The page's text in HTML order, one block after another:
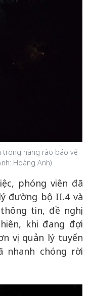
trong hàng rào bảo vệ
Hoàng Anh)
phóng viên đã
đường bộ II.4 và
tin, đề nghị
khi đang đợi
vị quản lý tuyến
nhanh chóng rời